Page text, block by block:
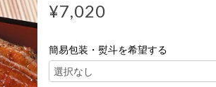
¥7,020
簡易包装・熨斗を希望する